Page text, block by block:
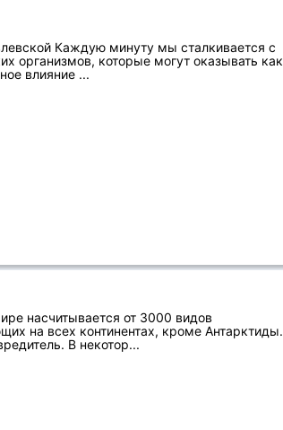
Каждую минуту мы сталкивается с
организмов, которые могут оказывать как
влияние ...
насчитывается от 3000 видов
на всех континентах, кроме Антарктиды.
В некотор...